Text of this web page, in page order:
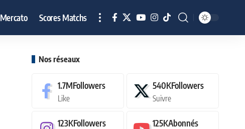
Mercato Scores Matchs
Nos réseaux
1.7MFollowers
Like
540KFollowers
Suivre
123KFollowers 125KAbonnés